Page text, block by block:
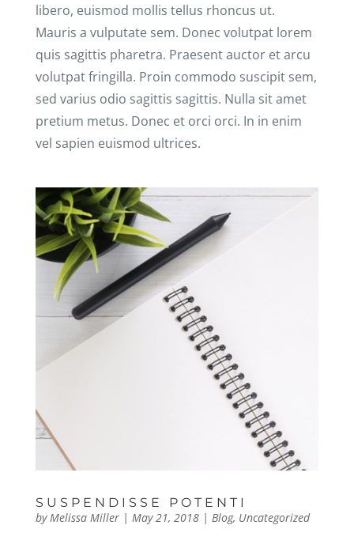
libero, euismod mollis tellus rhoncus ut.
Mauris a vulputate sem. Donec volutpat lorem
quis sagittis pharetra. Praesent auctor et arcu
volutpat fringilla. Proin commodo suscipit sem,
sed varius odio sagittis sagittis. Nulla sit amet
pretium metus. Donec et orci orci. In in enim
vel sapien euismod ultrices.
SUSPENDISSE POTENTI
byMelissa Miller| May 21, 2018| Blog, Uncategorized